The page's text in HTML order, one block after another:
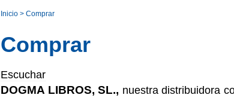
Inicio > Comprar
Comprar
Escuchar
DOGMA LIBROS, SL., nuestra distribuidora